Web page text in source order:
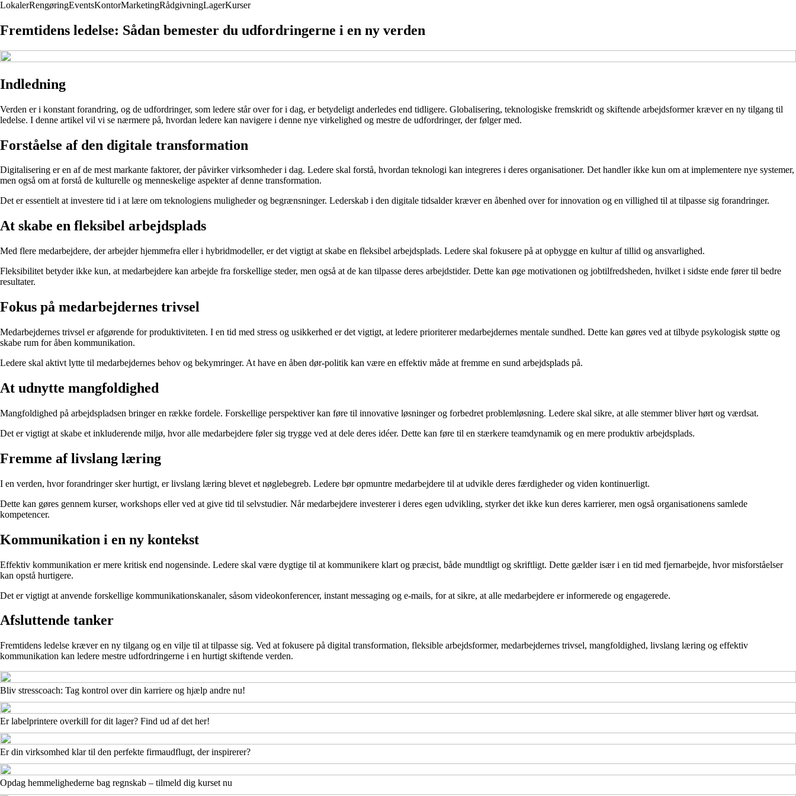
LokalerRengøringEventsKontorMarketingRådgivningLagerKurser
Fremtidens ledelse: Sådan bemester du udfordringerne i en ny verden
Indledning
Verden er i konstant forandring, og de udfordringer, som ledere står over for i dag, er betydeligt anderledes end tidligere. Globalisering, teknologiske fremskridt og skiftende arbejdsformer kræver en ny tilgang til
ledelse. I denne artikel vil vi se nærmere på, hvordan ledere kan navigere i denne nye virkelighed og mestre de udfordringer, der følger med.
Forståelse af den digitale transformation
Digitalisering er en af de mest markante faktorer, der påvirker virksomheder i dag. Ledere skal forstå, hvordan teknologi kan integreres i deres organisationer. Det handler ikke kun om at implementere nye systemer,
men også om at forstå de kulturelle og menneskelige aspekter af denne transformation.
Det er essentielt at investere tid i at lære om teknologiens muligheder og begrænsninger. Lederskab i den digitale tidsalder kræver en åbenhed over for innovation og en villighed til at tilpasse sig forandringer.
At skabe en fleksibel arbejdsplads
Med flere medarbejdere, der arbejder hjemmefra eller i hybridmodeller, er det vigtigt at skabe en fleksibel arbejdsplads. Ledere skal fokusere på at opbygge en kultur af tillid og ansvarlighed.
Fleksibilitet betyder ikke kun, at medarbejdere kan arbejde fra forskellige steder, men også at de kan tilpasse deres arbejdstider. Dette kan øge motivationen og jobtilfredsheden, hvilket i sidste ende fører til bedre
resultater.
Fokus på medarbejdernes trivsel
Medarbejdernes trivsel er afgørende for produktiviteten. I en tid med stress og usikkerhed er det vigtigt, at ledere prioriterer medarbejdernes mentale sundhed. Dette kan gøres ved at tilbyde psykologisk støtte og
skabe rum for åben kommunikation.
Ledere skal aktivt lytte til medarbejdernes behov og bekymringer. At have en åben dør-politik kan være en effektiv måde at fremme en sund arbejdsplads på.
At udnytte mangfoldighed
Mangfoldighed på arbejdspladsen bringer en række fordele. Forskellige perspektiver kan føre til innovative løsninger og forbedret problemløsning. Ledere skal sikre, at alle stemmer bliver hørt og værdsat.
Det er vigtigt at skabe et inkluderende miljø, hvor alle medarbejdere føler sig trygge ved at dele deres idéer. Dette kan føre til en stærkere teamdynamik og en mere produktiv arbejdsplads.
Fremme af livslang læring
I en verden, hvor forandringer sker hurtigt, er livslang læring blevet et nøglebegreb. Ledere bør opmuntre medarbejdere til at udvikle deres færdigheder og viden kontinuerligt.
Dette kan gøres gennem kurser, workshops eller ved at give tid til selvstudier. Når medarbejdere investerer i deres egen udvikling, styrker det ikke kun deres karrierer, men også organisationens samlede
kompetencer.
Kommunikation i en ny kontekst
Effektiv kommunikation er mere kritisk end nogensinde. Ledere skal være dygtige til at kommunikere klart og præcist, både mundtligt og skriftligt. Dette gælder især i en tid med fjernarbejde, hvor misforståelser
kan opstå hurtigere.
Det er vigtigt at anvende forskellige kommunikationskanaler, såsom videokonferencer, instant messaging og e-mails, for at sikre, at alle medarbejdere er informerede og engagerede.
Afsluttende tanker
Fremtidens ledelse kræver en ny tilgang og en vilje til at tilpasse sig. Ved at fokusere på digital transformation, fleksible arbejdsformer, medarbejdernes trivsel, mangfoldighed, livslang læring og effektiv
kommunikation kan ledere mestre udfordringerne i en hurtigt skiftende verden.
Bliv stresscoach: Tag kontrol over din karriere og hjælp andre nu!
Er labelprintere overkill for dit lager? Find ud af det her!
Er din virksomhed klar til den perfekte firmaudflugt, der inspirerer?
Opdag hemmelighederne bag regnskab – tilmeld dig kurset nu